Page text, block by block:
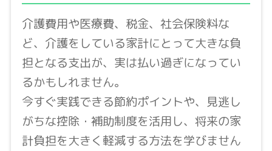
介護費用や医療費、税金、社会保険料な
ど、介護をしている家計にとって大きな負
担となる支出が、実は払い過ぎになってい
るかもしれません。
今すぐ実践できる節約ポイントや、見逃し
がちな控除・補助制度を活用し、将来の家
計負担を大きく軽減する方法を学びません